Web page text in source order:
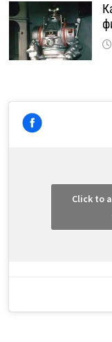
Click to